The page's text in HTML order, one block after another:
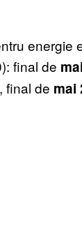
energie
final de
, final de mai